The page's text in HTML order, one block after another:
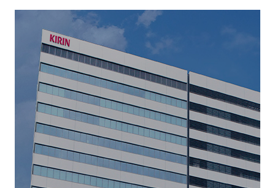
Corporate
会社情報